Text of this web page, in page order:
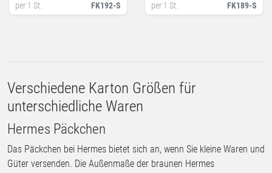
FK192-S
per 1 St. FK189-S
per 1 St.
Verschiedene Karton Größen für
unterschiedliche Waren
Hermes Päckchen
Das Päckchen bei Hermes bietet sich an, wenn Sie kleine Waren und
Güter versenden. Die Außenmaße der braunen Hermes